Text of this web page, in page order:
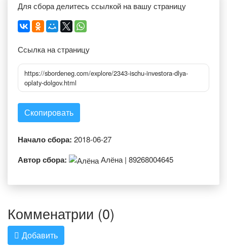
Для сбора делитесь ссылкой на вашу страницу
Ссылка на страницу
https://sbordeneg.com/explore/2343-ischu-investora-dlya-
oplaty-dolgov.html
Скопировать
Начало сбора: 2018-06-27
Автор сбора: Алёна | 89268004645
Комменатрии (0)
Добавить